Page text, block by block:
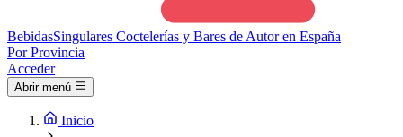
BebidasSingulares Coctelerías y Bares de Autor en España
Por Provincia
Acceder
Abrir menú
Inicio